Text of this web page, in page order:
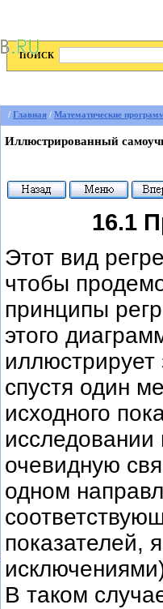
ПОИСК
/ Главная / Математические
Иллюстрированный
16.1
Этот вид
чтобы
принципы
этого
иллюстрирует
спустя один
исходного
исследовании
очевидную
одном
показателей,
В таком